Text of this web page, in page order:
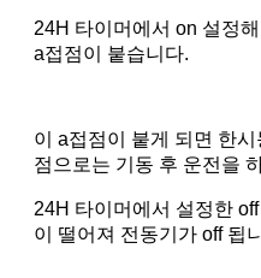
24H 타이머에서 on 설정
a접점이 붙습니다.
이 a접점이 붙게 되면 한
점으로는 기동 후 운전을
24H 타이머에서 설정한
이 떨어져 전동기가 off 됩